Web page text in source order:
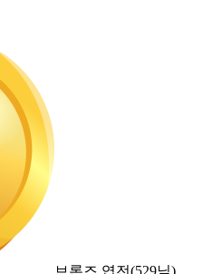
브론즈 엽전(529닢)